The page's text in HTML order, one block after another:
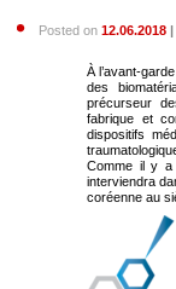
Posted on 12.06.2018 |
À l’avant-
des
précurseur
fabrique et
dispositifs
Comme il y a
interviendra
coréenne au